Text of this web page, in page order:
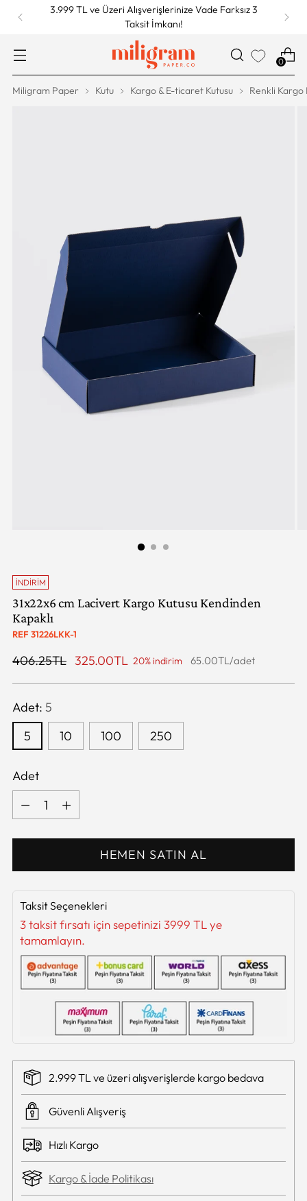
3.999 TL ve Üzeri Alışverişlerinize Vade Farksız 3
Taksit İmkanı!
0
Miligram Paper Kutu Kargo & E-ticaret Kutusu Renkli Kargo
İNDIRIM
31x22x6 cm Lacivert Kargo Kutusu Kendinden
Kapaklı
REF 31226LKK-1
Satış
406.25TL 325.00TL 20% indirim
Birim
Fiyatı
65.00TL//
adet
Adet: 5
5
10 100 250
Adet
HEMEN SATIN AL
Taksit Seçenekleri
3 taksit fırsatı için sepetinizi 3999 TL ye
tamamlayın.
2.999 TL ve üzeri alışverişlerde kargo bedava
Güvenli Alışveriş
Hızlı Kargo
Kargo & İade Politikası